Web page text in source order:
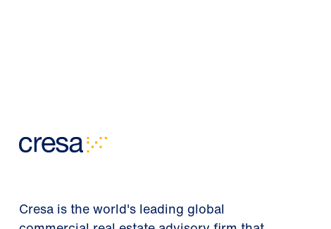
Cresa is the world's leading global